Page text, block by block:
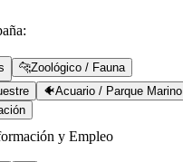
🐆Zoológico / Fauna
🐠Acuario / Parque Marino
y Empleo